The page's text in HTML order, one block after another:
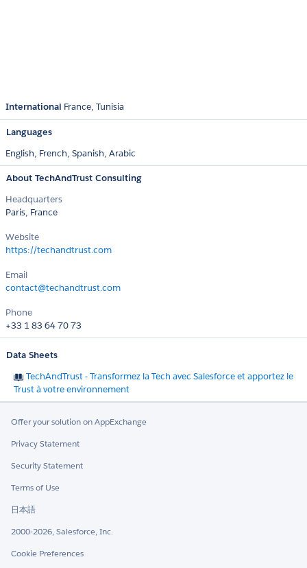
International France Tunisia
Languages
English, French, Spanish, Arabic
About TechAndTrust Consulting
Headquarters
Paris, France
Website
https://techandtrust.com
Email
contact@techandtrust.com
Phone
+33 1 83 64 70 73
Data Sheets
TechAndTrust - Transformez la Tech avec Salesforce et apportez le
Trust à votre environnement
Offer your solution on AppExchange
Privacy Statement
Security Statement
Terms of Use
日本語
2000-2026, Salesforce, Inc.
Cookie Preferences